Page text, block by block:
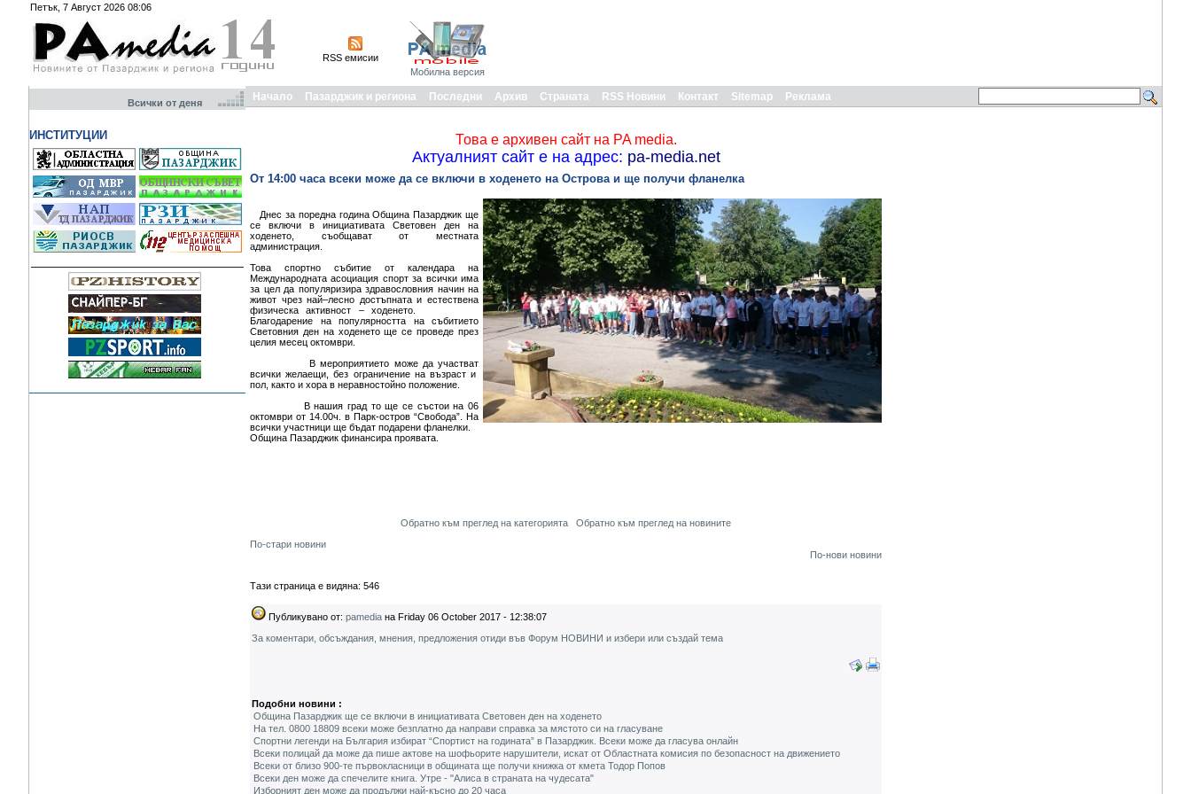
Петък, 7 Август 2026 08:06
RSS емисии
Мобилна версия
Всички от деня
ИНСТИТУЦИИ
Начало Пазарджик и региона Последни Архив Страната RSS Новини Контакт Sitemap Реклама
Това е архивен сайт на PA media.
Актуалният сайт е на адрес: pa-media.net
От 14:00 часа всеки може да се включи в ходенето на Острова и ще получи фланелка
Днес за поредна година Община Пазарджик ще
се включи в инициативата Световен ден на
ходенето, съобщават от местната
администрация.
Това спортно събитие от календара на
Международната асоциация спорт за всички има
за цел да популяризира здравословния начин на
живот чрез най–лесно достъпната и естествена
физическа активност – ходенето.
Благодарение на популярността на събитието
Световния ден на ходенето ще се проведе през
целия месец октомври.
В мероприятието може да участват
всички желаещи, без ограничение на възраст и
пол, както и хора в неравностойно положение.
В нашия град то ще се състои на 06
октомври от 14.00ч. в Парк-остров “Свобода”. На
всички участници ще бъдат подарени фланелки.
Община Пазарджик финансира проявата.
Обратно към преглед на категорията
Обратно към преглед на новините
По-стари новини
По-нови новини
Тази страница е видяна: 546
Публикувано от: pamedia на Friday 06 October 2017 - 12:38:07
За коментари, обсъждания, мнения, предложения отиди във Форум НОВИНИ и избери или създай тема
Подобни новини :
Община Пазарджик ще се включи в инициативата Световен ден на ходенето
На тел. 0800 18809 всеки може безплатно да направи справка за мястото си на гласуване
Спортни легенди на България избират “Спортист на годината” в Пазарджик. Всеки може да гласува онлайн
Всеки полицай да може да пише актове на шофьорите нарушители, искат от Областната комисия по безопасност на движението
Всеки от близо 900-те първокласници в общината ще получи книжка от кмета Тодор Попов
Всеки ден може да спечелите книга. Утре - "Алиса в страната на чудесата"
Изборният ден може да продължи най-късно до 20 часа